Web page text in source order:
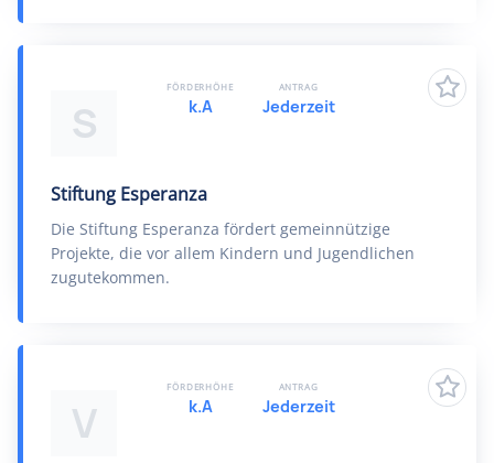
S
Stiftung Esperanza
Die Stiftung Esperanza fördert gemeinnützige
Projekte, die vor allem Kindern und Jugendlichen
zugutekommen.
FÖRDERHÖHE
k.A
ANTRAG
Jederzeit
V
FÖRDERHÖHE
k.A
ANTRAG
Jederzeit